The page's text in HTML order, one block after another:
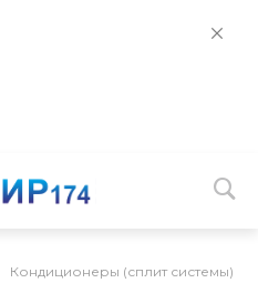
Кондиционеры (сплит системы)